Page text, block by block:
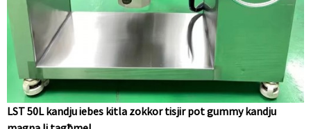
LST 50L kandju iebes kitla zokkor tisjir pot gummy kandju